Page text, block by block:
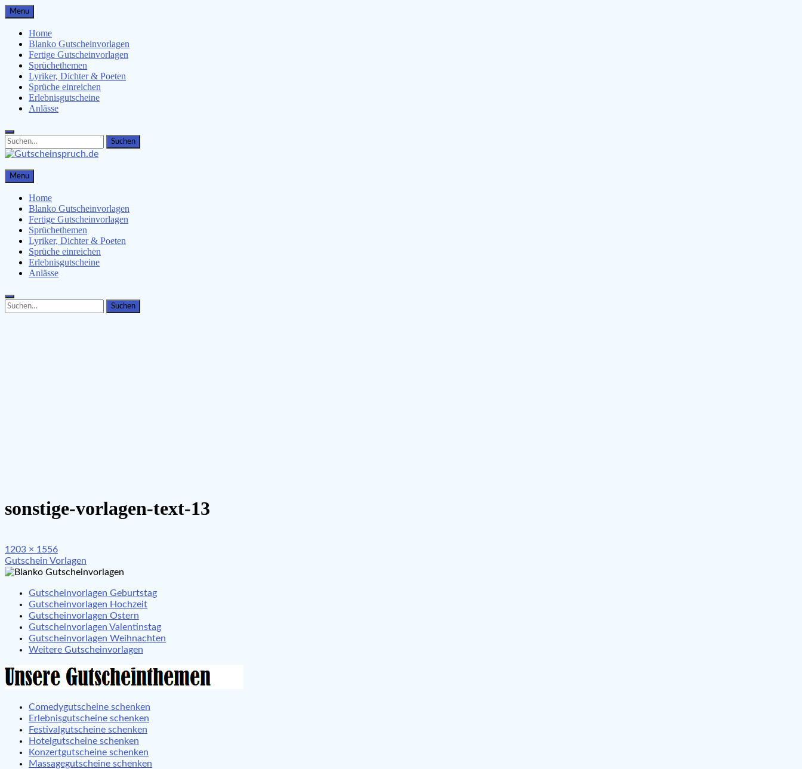
Skip
to
content
Menu
Home
Blanko Gutscheinvorlagen
Fertige Gutscheinvorlagen
Sprüchethemen
Lyriker, Dichter & Poeten
Sprüche einreichen
Erlebnisgutscheine
Anlässe
Search
for:
Search
Gutscheinspruch.de
Gutscheinsprüche & Gutscheinvorlagen finden
Menu
Home
Blanko Gutscheinvorlagen
Fertige Gutscheinvorlagen
Sprüchethemen
Lyriker, Dichter & Poeten
Sprüche einreichen
Erlebnisgutscheine
Anlässe
Search
for:
Search
sonstige-vorlagen-text-13
Full
size
1203 × 1556
Beitragsnavigation
Gutschein Vorlagen
Gutscheinvorlagen Geburtstag
Gutscheinvorlagen Hochzeit
Gutscheinvorlagen Ostern
Gutscheinvorlagen Valentinstag
Gutscheinvorlagen Weihnachten
Weitere Gutscheinvorlagen
Comedygutscheine schenken
Erlebnisgutscheine schenken
Festivalgutscheine schenken
Hotelgutscheine schenken
Konzertgutscheine schenken
Massagegutscheine schenken